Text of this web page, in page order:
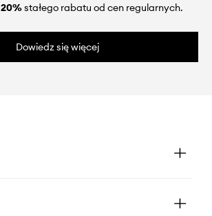
20%stałego rabatu od cen regularnych.
Dowiedz się więcej